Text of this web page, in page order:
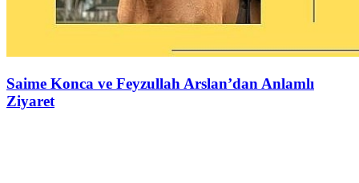
Saime Konca ve Feyzullah Arslan’dan Anlamlı
Ziyaret